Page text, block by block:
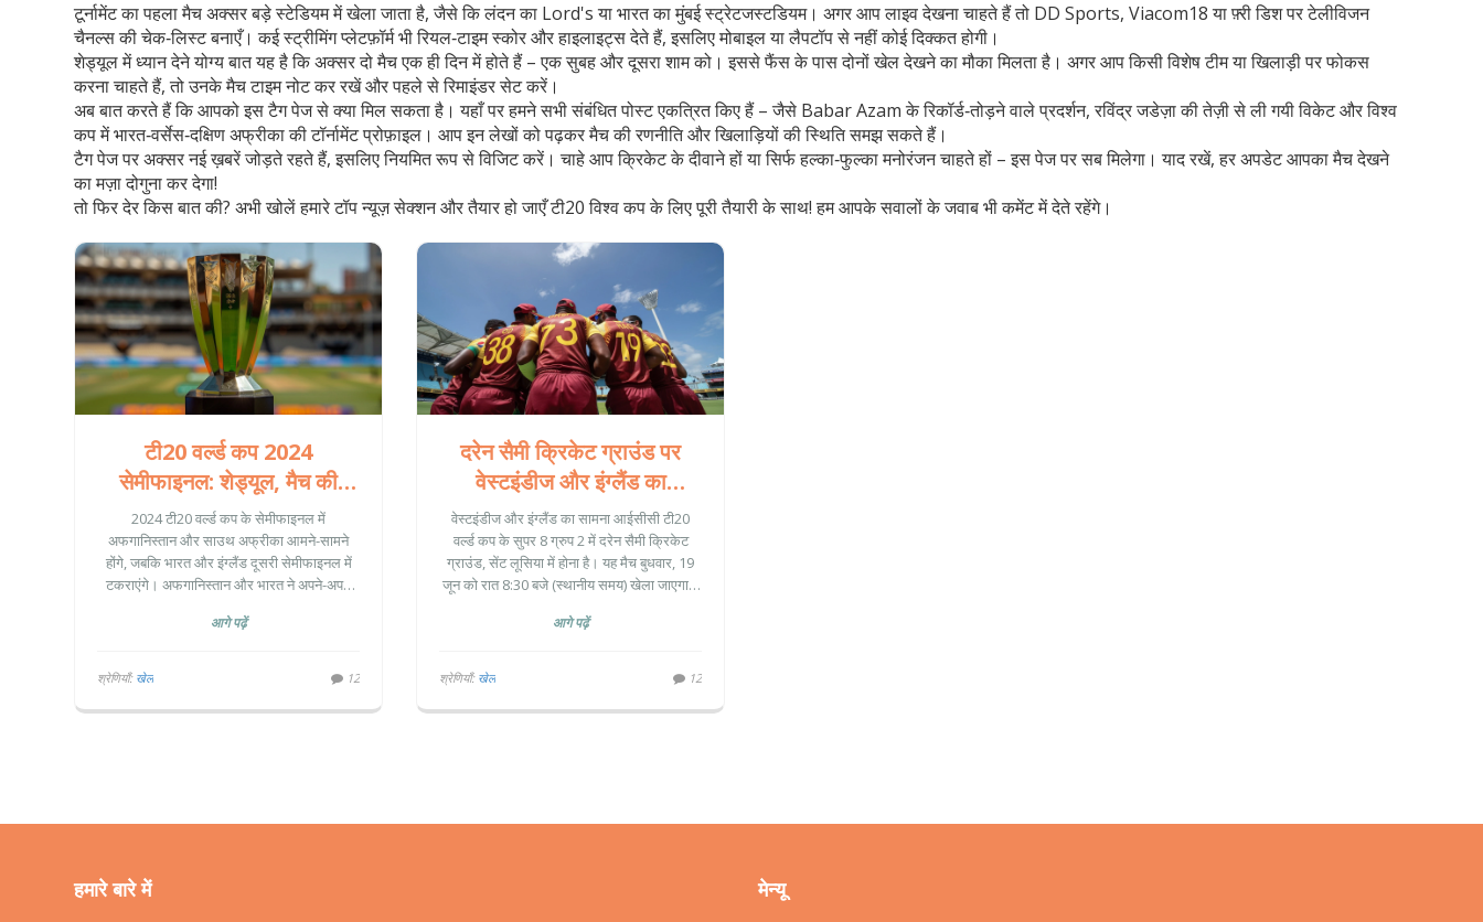
टूर्नामेंट का पहला मैच अक्सर बड़े स्टेडियम में खेला जाता है, जैसे कि लंदन का Lord's या भारत का मुंबई स्ट्रेटजस्टडियम। अगर आप लाइव देखना चाहते हैं तो DD Sports, Viacom18 या फ़्री डिश पर टेलीविजन
चैनल्स की चेक‑लिस्ट बनाएँ। कई स्ट्रीमिंग प्लेटफ़ॉर्म भी रियल‑टाइम स्कोर और हाइलाइट्स देते हैं, इसलिए मोबाइल या लैपटॉप से नहीं कोई दिक्कत होगी।
शेड्यूल में ध्यान देने योग्य बात यह है कि अक्सर दो मैच एक ही दिन में होते हैं – एक सुबह और दूसरा शाम को। इससे फैंस के पास दोनों खेल देखने का मौका मिलता है। अगर आप किसी विशेष टीम या खिलाड़ी पर फोकस
करना चाहते हैं, तो उनके मैच टाइम नोट कर रखें और पहले से रिमाइंडर सेट करें।
अब बात करते हैं कि आपको इस टैग पेज से क्या मिल सकता है। यहाँ पर हमने सभी संबंधित पोस्ट एकत्रित किए हैं – जैसे Babar Azam के रिकॉर्ड‑तोड़ने वाले प्रदर्शन, रविंद्र जडेज़ा की तेज़ी से ली गयी विकेट और विश्व
कप में भारत‑वर्सेस‑दक्षिण अफ्रीका की टॉर्नामेंट प्रोफ़ाइल। आप इन लेखों को पढ़कर मैच की रणनीति और खिलाड़ियों की स्थिति समझ सकते हैं।
टैग पेज पर अक्सर नई ख़बरें जोड़ते रहते हैं, इसलिए नियमित रूप से विजिट करें। चाहे आप क्रिकेट के दीवाने हों या सिर्फ हल्का‑फुल्का मनोरंजन चाहते हों – इस पेज पर सब मिलेगा। याद रखें, हर अपडेट आपका मैच देखने
का मज़ा दोगुना कर देगा!
तो फिर देर किस बात की? अभी खोलें हमारे टॉप न्यूज़ सेक्शन और तैयार हो जाएँ टी20 विश्व कप के लिए पूरी तैयारी के साथ! हम आपके सवालों के जवाब भी कमेंट में देते रहेंगे।
टी20 वर्ल्ड कप 2024
सेमीफाइनल: शेड्यूल, मैच की
तारीखें, टीमें, समय और टिकट
खरीदने का तरीका
2024 टी20 वर्ल्ड कप के सेमीफाइनल में
अफगानिस्तान और साउथ अफ्रीका आमने-सामने
होंगे, जबकि भारत और इंग्लैंड दूसरी सेमीफाइनल में
टकराएंगे। अफगानिस्तान और भारत ने अपने-अपने
तारीखें, टीमें और टिकट खरीदने का तरीका।
आगे पढ़ें
श्रेणियाँ: खेल 12
दरेन सैमी क्रिकेट ग्राउंड पर
वेस्टइंडीज और इंग्लैंड का
महामुकाबला: टी20 वर्ल्ड कप में
होगी भिड़ंत
वेस्टइंडीज और इंग्लैंड का सामना आईसीसी टी20
वर्ल्ड कप के सुपर 8 ग्रुप 2 में दरेन सैमी क्रिकेट
ग्राउंड, सेंट लूसिया में होना है। यह मैच बुधवार, 19
जून को रात 8:30 बजे (स्थानीय समय) खेला जाएगा।
का प्रयास करेंगी। मैच में गरजते घरेलू प्रशंसकों और
आगे पढ़ें
श्रेणियाँ: खेल 12
हमारे बारे में मेन्यू